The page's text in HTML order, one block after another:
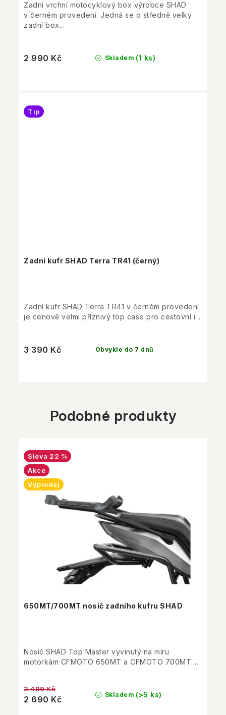
Skladem (1 ks)
2 990 Kč
Zadní vrchní motocyklový box výrobce SHAD
v černém provedení. Jedná se o středně velký
zadní box...
Zadní kufr SHAD Terra TR41 (černý)
Tip
Obvykle do 7 dnů
3 390 Kč
Zadní kufr SHAD Terra TR41 v černém provedení
je cenově velmi příznivý top case pro cestovní i...
Podobné produkty
650MT/700MT nosič zadního kufru SHAD
22 %
Akce
Výprodej
Skladem (>5 ks)
2 690 Kč
3 489 Kč
Nosič SHAD Top Master vyvinutý na míru
motorkám CFMOTO 650MT a CFMOTO 700MT....